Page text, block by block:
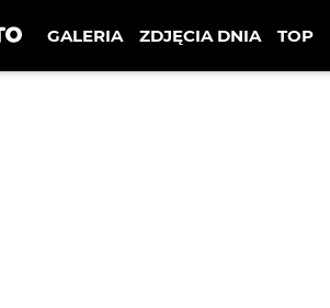
GALERIA ZDJĘCIA DNIA TOP